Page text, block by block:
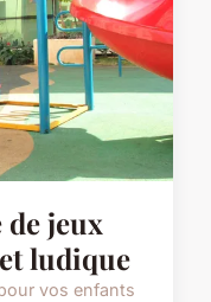
jeux
ludique
vos enfants